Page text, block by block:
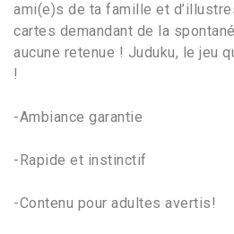
ami(e)s de ta famille et
cartes demandant de la
aucune retenue ! Juduku, le jeu
!
-Ambiance garantie
-Rapide et instinctif
-Contenu pour adultes avertis!